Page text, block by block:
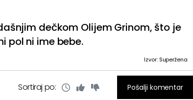
dečkom Olijem Grinom, što je
pol ni ime bebe.
Izvor: Superžena
Sortiraj po: Pošalji komentar